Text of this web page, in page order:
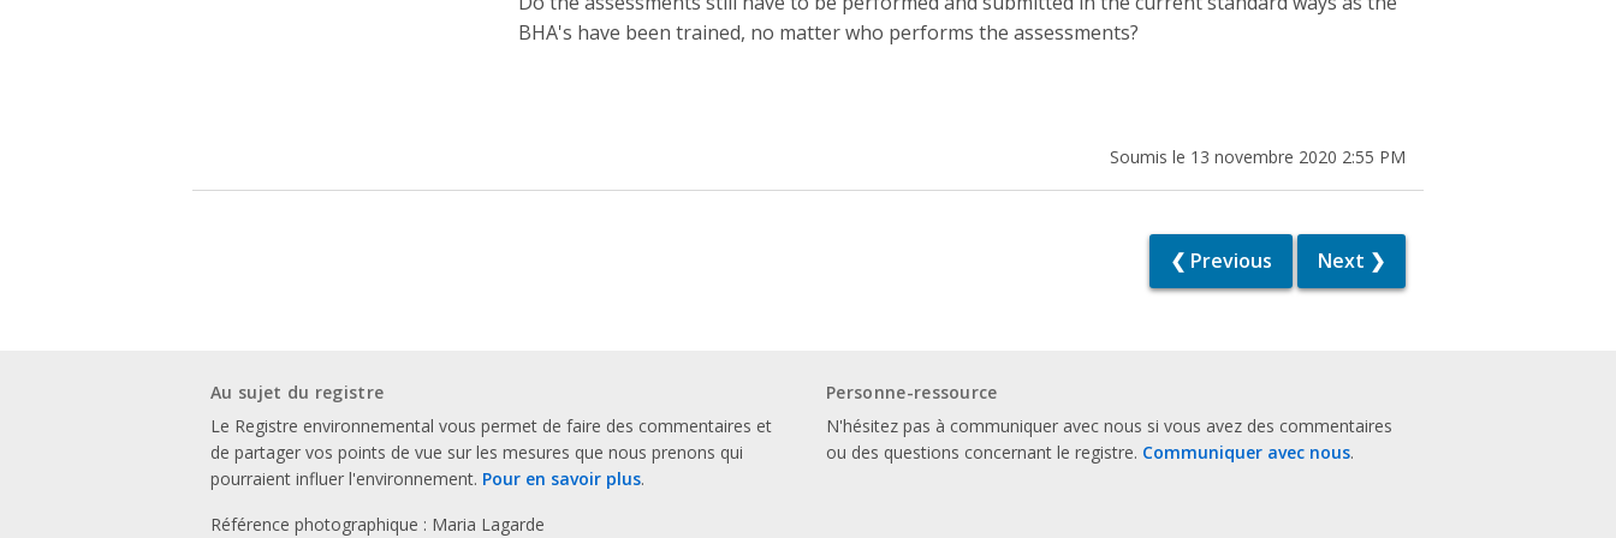
BHA's have been trained, no matter who performs the assessments?
Soumis le 13 novembre 2020 2:55 PM
❮ Previous Next ❯
Au sujet du registre
Le Registre environnemental vous permet de faire des commentaires et
de partager vos points de vue sur les mesures que nous prenons qui
pourraient influer l'environnement. Pour en savoir plus.
Référence photographique : Maria Lagarde
Personne-ressource
N'hésitez pas à communiquer avec nous si vous avez des commentaires
ou des questions concernant le registre. Communiquer avec nous.